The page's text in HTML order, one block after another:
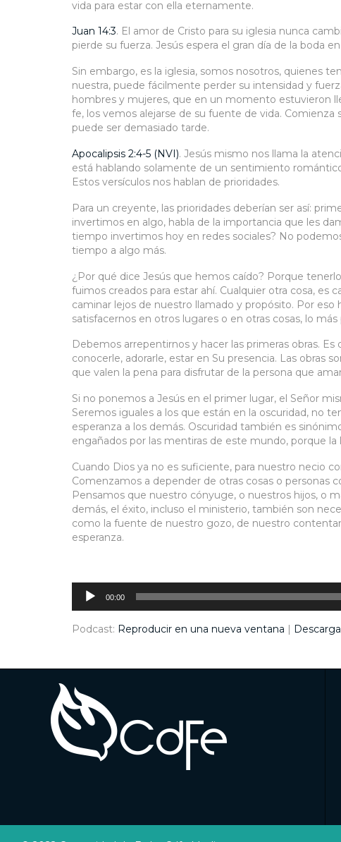
vida para estar con ella eternamente.
Juan 14:3. El amor de Cristo para su iglesia nunca
pierde su fuerza. Jesús espera el gran día de la boda
Sin embargo, es la iglesia, somos nosotros, quienes
nuestra, puede fácilmente perder su intensidad y
hombres y mujeres, que en un momento estuvieron
fe, los vemos alejarse de su fuente de vida.
puede ser demasiado tarde.
Apocalipsis 2:4-5 (NVI). Jesús mismo nos llama la
está hablando solamente de un sentimiento
Estos versículos nos hablan de prioridades.
Para un creyente, las prioridades deberían ser así:
invertimos en algo, habla de la importancia que les
tiempo invertimos hoy en redes sociales? No
tiempo a algo más.
¿Por qué dice Jesús que hemos caído? Porque
fuimos creados para estar ahí. Cualquier otra cosa, es
caminar lejos de nuestro llamado y propósito. Por eso
satisfacernos en otros lugares o en otras cosas, lo
Debemos arrepentirnos y hacer las primeras obras.
conocerle, adorarle, estar en Su presencia. Las obras
que valen la pena para disfrutar de la persona que
Si no ponemos a Jesús en el primer lugar, el Señor
Seremos iguales a los que están en la oscuridad, no
esperanza a los demás. Oscuridad también es
engañados por las mentiras de este mundo, porque
Cuando Dios ya no es suficiente, para nuestro necio
Comenzamos a depender de otras cosas o personas
Pensamos que nuestro cónyuge, o nuestros hijos, o
demás, el éxito, incluso el ministerio, también son
como la fuente de nuestro gozo, de nuestro
esperanza.
Reproductor
audio 00:00
Podcast: Reproducir en una nueva ventana